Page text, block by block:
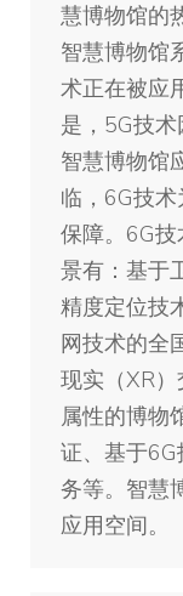
慧博物馆的
智慧博物馆
术正在被应
是，5G技
智慧博物馆
临，6G技
保障。6G
景有：基于
精度定位技
网技术的全
现实（XR
属性的博物
证、基于
务等。智慧
应用空间。